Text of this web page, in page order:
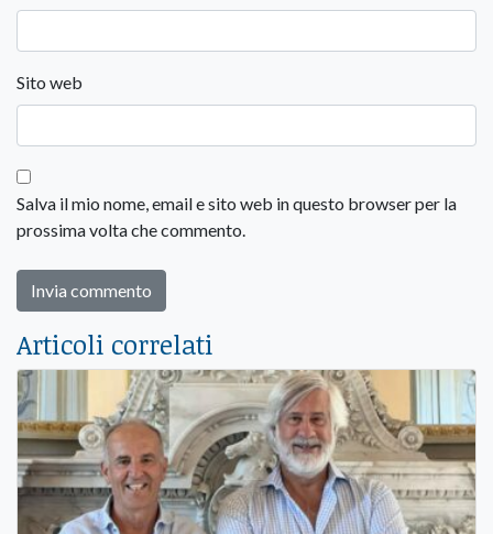
Sito web
Salva il mio nome, email e sito web in questo browser per la
prossima volta che commento.
Articoli correlati